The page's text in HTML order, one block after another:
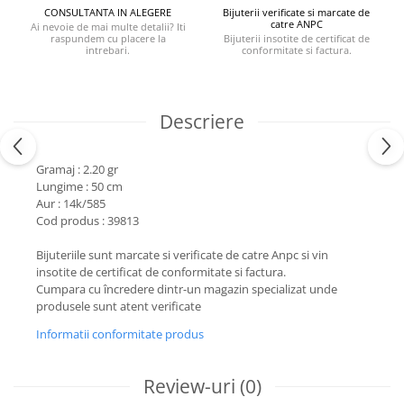
CONSULTANTA IN ALEGERE
Ai nevoie de mai multe detalii? Iti
raspundem cu placere la
intrebari.
Bijuterii verificate si marcate de
catre ANPC
Bijuterii insotite de certificat de
conformitate si factura.
Descriere
Gramaj : 2.20 gr
Lungime : 50 cm
Aur : 14k/585
Cod produs : 39813
Bijuteriile sunt marcate si verificate de catre Anpc si vin
insotite de certificat de conformitate si factura.
Cumpara cu încredere dintr-un magazin specializat unde
produsele sunt atent verificate
Informatii conformitate produs
Review-uri (0)